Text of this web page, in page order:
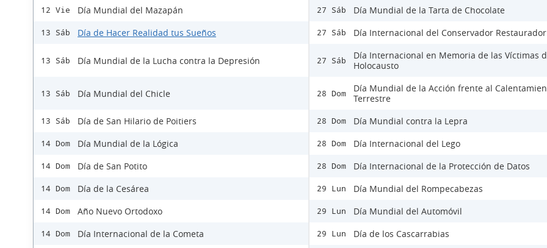
12 Vie Día Mundial del Mazapán
13 Sáb Día de Hacer Realidad tus Sueños
13 Sáb Día Mundial de la Lucha contra la Depresión
13 Sáb Día Mundial del Chicle
13 Sáb Día de San Hilario de Poitiers
14 Dom Día Mundial de la Lógica
14 Dom Día de San Potito
14 Dom Día de la Cesárea
14 Dom Año Nuevo Ortodoxo
14 Dom Día Internacional de la Cometa
27 Sáb Día Mundial de la Tarta de Chocolate
27 Sáb Día Internacional del Conservador Restaurador
27 Sáb
Día Internacional en Memoria de las Víctimas
Holocausto
28 Dom
Día Mundial de la Acción frente al
Terrestre
28 Dom Día Mundial contra la Lepra
28 Dom Día Internacional del Lego
28 Dom Día Internacional de la Protección de Datos
29 Lun Día Mundial del Rompecabezas
29 Lun Día Mundial del Automóvil
29 Lun Día de los Cascarrabias